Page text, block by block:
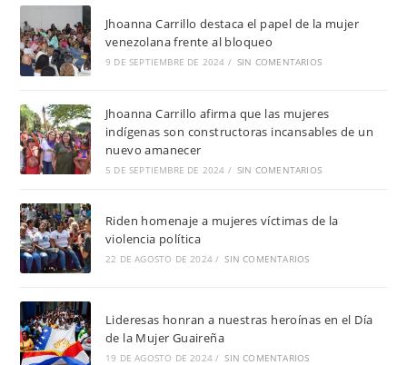
Jhoanna Carrillo destaca el papel de la mujer
venezolana frente al bloqueo
9 DE SEPTIEMBRE DE 2024 / SIN COMENTARIOS
Jhoanna Carrillo afirma que las mujeres
indígenas son constructoras incansables de un
nuevo amanecer
5 DE SEPTIEMBRE DE 2024 / SIN COMENTARIOS
Riden homenaje a mujeres víctimas de la
violencia política
22 DE AGOSTO DE 2024 / SIN COMENTARIOS
Lideresas honran a nuestras heroínas en el Día
de la Mujer Guaireña
19 DE AGOSTO DE 2024 / SIN COMENTARIOS